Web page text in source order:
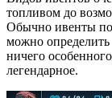
топливом до
Обычно ивенты
можно определить
ничего
легендарное.